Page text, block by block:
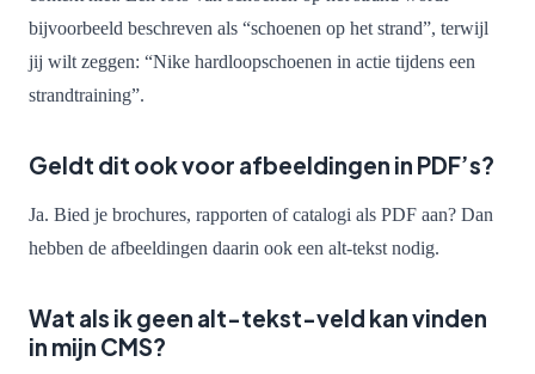
bijvoorbeeld beschreven als “schoenen op het strand”, terwijl
jij wilt zeggen: “Nike hardloopschoenen in actie tijdens een
strandtraining”.
Geldt dit ook voor afbeeldingen in PDF’s?
Ja. Bied je brochures, rapporten of catalogi als PDF aan? Dan
hebben de afbeeldingen daarin ook een alt-tekst nodig.
Wat als ik geen alt-tekst-veld kan vinden
in mijn CMS?